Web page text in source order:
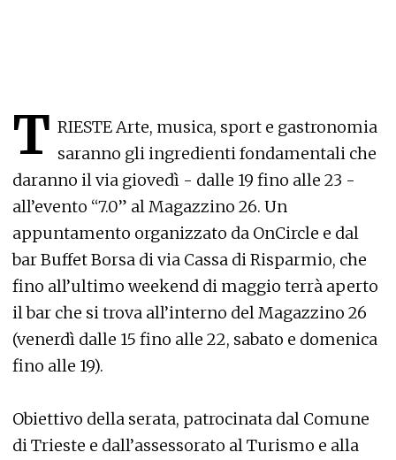
T RIESTE Arte, musica, sport e gastronomia
saranno gli ingredienti fondamentali che
daranno il via giovedì - dalle 19 fino alle 23 -
all’evento “7.0” al Magazzino 26. Un
appuntamento organizzato da OnCircle e dal
bar Buffet Borsa di via Cassa di Risparmio, che
fino all’ultimo weekend di maggio terrà aperto
il bar che si trova all’interno del Magazzino 26
(venerdì dalle 15 fino alle 22, sabato e domenica
fino alle 19).
Obiettivo della serata, patrocinata dal Comune
di Trieste e dall’assessorato al Turismo e alla